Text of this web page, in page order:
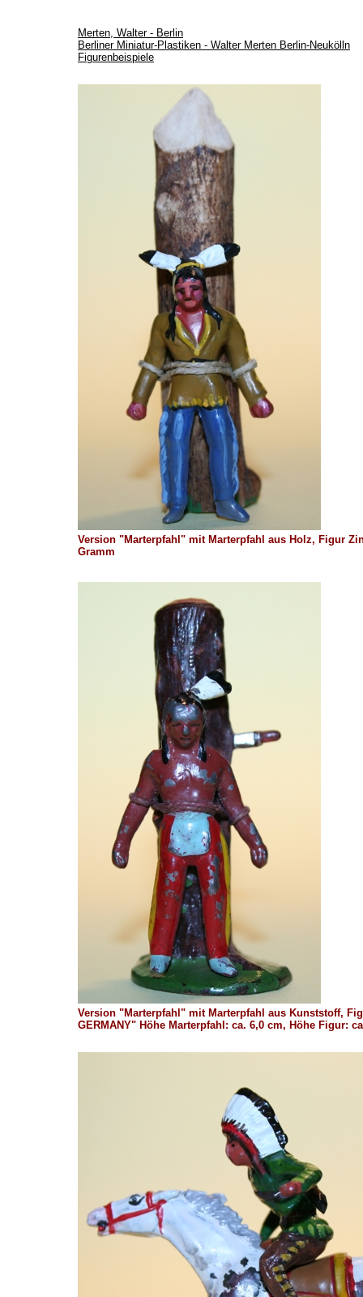
Merten, Walter - Berlin
Berliner Miniatur-Plastiken - Walter Merten Berlin-Neukölln
Figurenbeispiele
Version "Marterpfahl" mit Marterpfahl aus Holz, Figur
Gramm
Version "Marterpfahl" mit Marterpfahl aus Kunststoff,
GERMANY" Höhe Marterpfahl: ca. 6,0 cm, Höhe Figur: